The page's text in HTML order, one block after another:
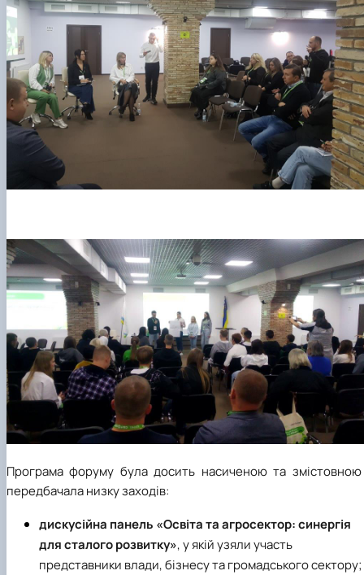
Програма форуму була досить насиченою та змістовною
передбачала низку заходів:
дискусійна панель «Освіта та агросектор: синергія
для сталого розвитку», у якій узяли участь
представники влади, бізнесу та громадського сектору;